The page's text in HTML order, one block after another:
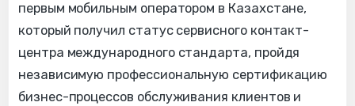
первым мобильным оператором в Казахстане,
который получил статус сервисного контакт-
центра международного стандарта, пройдя
независимую профессиональную сертификацию
бизнес-процессов обслуживания клиентов и